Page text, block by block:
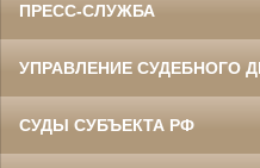
ПРЕСС-СЛУЖБА
УПРАВЛЕНИЕ СУДЕБНОГО
СУДЫ СУБЪЕКТА РФ